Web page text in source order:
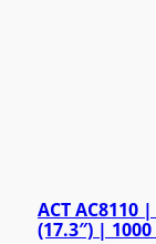
ACT AC8110
(17.3″) |